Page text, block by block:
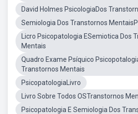
David Holmes PsicologiaDos
Semiologia Dos Transtornos
Licro Psicopatologia ESemiotica Dos
Mentais
Quadro Exame Psíquico
Transtornos Mentais
PsicopatologiaLivro
Livro Sobre Todos OSTranstornos
Psicopatologia E Semiologia Dos